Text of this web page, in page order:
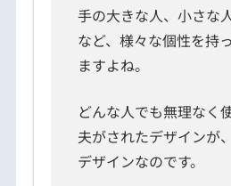
手の大きな人、小さな
など、様々な個性を持
ますよね。
どんな人でも無理なく
夫がされたデザインが
デザインなのです。